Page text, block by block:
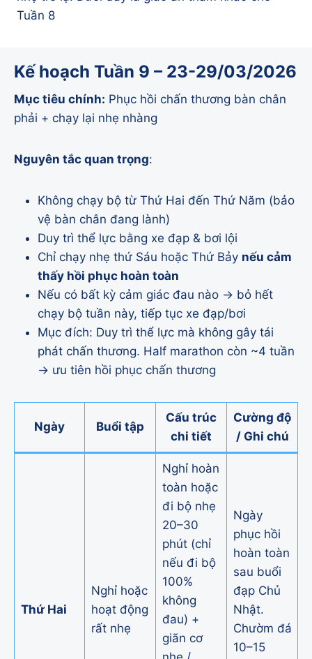
Tuần 8
Kế hoạch Tuần 9 – 23-29/03/2026
Mục tiêu chính: Phục hồi chấn thương bàn chân
phải + chạy lại nhẹ nhàng
Nguyên tắc quan trọng:
Không chạy bộ từ Thứ Hai đến Thứ Năm (bảo
vệ bàn chân đang lành)
Duy trì thể lực bằng xe đạp & bơi lội
Chỉ chạy nhẹ thứ Sáu hoặc Thứ Bảy nếu cảm
thấy hồi phục hoàn toàn
Nếu có bất kỳ cảm giác đau nào → bỏ hết
chạy bộ tuần này, tiếp tục xe đạp/bơi
Mục đích: Duy trì thể lực mà không gây tái
phát chấn thương. Half marathon còn ~4 tuần
→ ưu tiên hồi phục chấn thương
Ngày Buổi tập
Cấu trúc
chi tiết
Cường độ
/ Ghi chú
Thứ Hai
Nghỉ hoặc
hoạt động
rất nhẹ
Nghỉ hoàn
toàn hoặc
đi bộ nhẹ
20–30
phút (chỉ
nếu đi bộ
100%
không
đau) +
giãn cơ
Ngày
phục hồi
hoàn toàn
sau buổi
đạp Chủ
Nhật.
Chườm đá
10–15